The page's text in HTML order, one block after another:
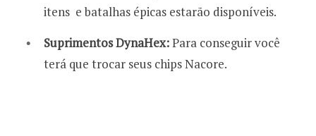
itens e batalhas épicas estarão disponíveis.
Suprimentos DynaHex:Para conseguir você
terá que trocar seus chips Nacore.